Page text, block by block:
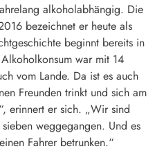
alkoholabhängig. Die
bezeichnet er heute als
beginnt bereits in
war mit 14
vom Lande. Da ist es auch
Freunden trinkt und sich am
erinnert er sich. „Wir sind
weggegangen. Und es
Fahrer betrunken.“